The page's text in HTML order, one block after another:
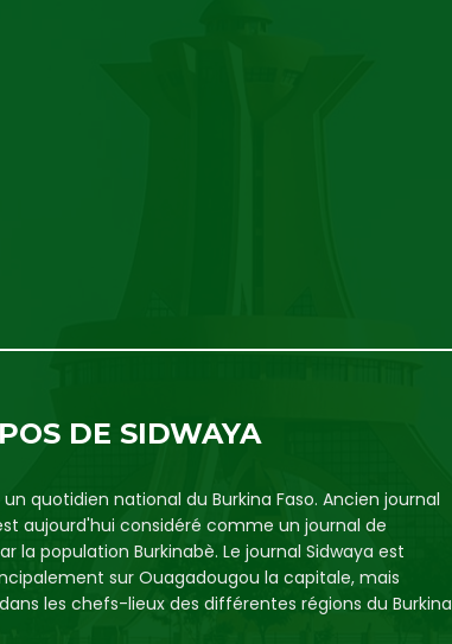
DE SIDWAYA
quotidien national du Burkina Faso. Ancien journal
aujourd'hui considéré comme un journal de
la population Burkinabè. Le journal Sidwaya est
sur Ouagadougou la capitale, mais
les chefs-lieux des différentes régions du Burkina